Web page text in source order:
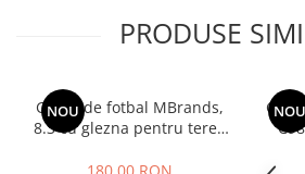
PRODUSE
NOU
Ghete de fotbal MBrands,
8.3 cu glezna pentru teren
NOU